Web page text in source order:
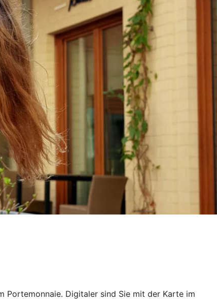
Portemonnaie. Digitaler sind Sie mit der Karte im